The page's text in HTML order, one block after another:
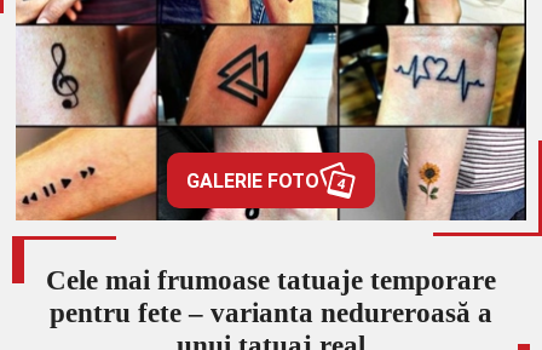
GALERIE FOTO 4
Cele mai frumoase tatuaje temporare
pentru fete – varianta nedureroasă a